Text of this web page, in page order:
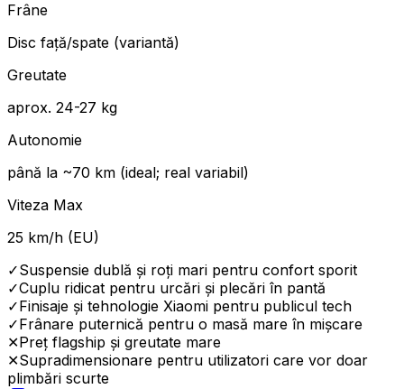
Frâne
Disc față/spate (variantă)
Greutate
aprox. 24-27 kg
Autonomie
până la ~70 km (ideal; real variabil)
Viteza Max
25 km/h (EU)
✓Suspensie dublă și roți mari pentru confort sporit
✓Cuplu ridicat pentru urcări și plecări în pantă
✓Finisaje și tehnologie Xiaomi pentru publicul tech
✓Frânare puternică pentru o masă mare în mișcare
✕Preț flagship și greutate mare
✕Supradimensionare pentru utilizatori care vor doar
plimbări scurte